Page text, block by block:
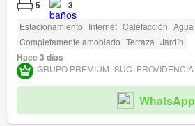
5 3
Estacionamiento Internet Calefacción Agua
Completamente amoblado Terraza Jardín
Hace 3 días
GRUPO PREMIUM- SUC. PROVIDENCIA
WhatsApp